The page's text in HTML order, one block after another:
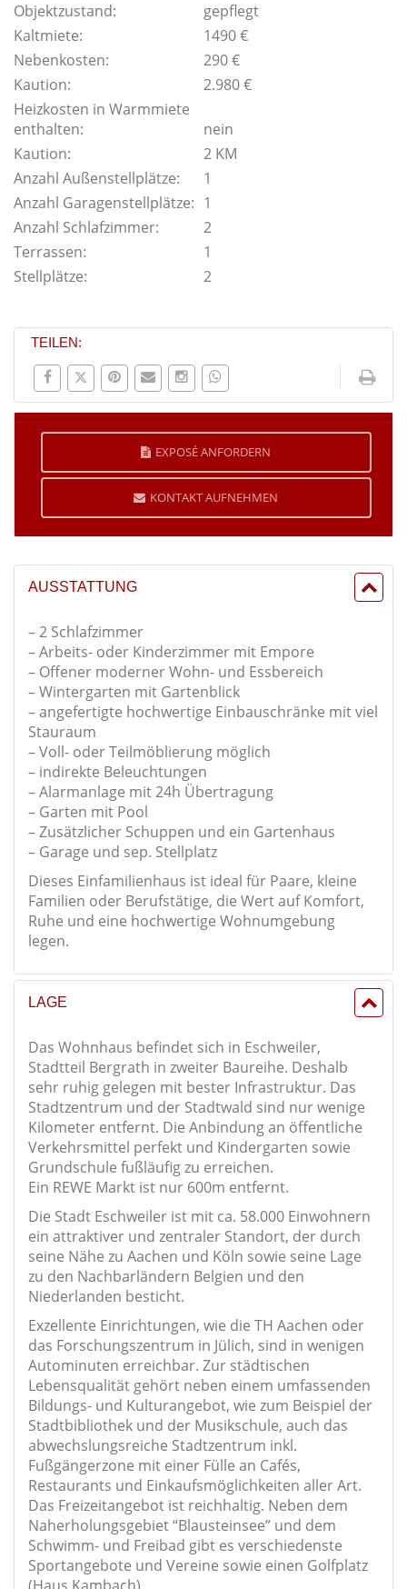
Objektzustand:
gepflegt
Kaltmiete:
1490 €
Nebenkosten:
290 €
Kaution:
2.980 €
Heizkosten in Warmmiete
enthalten:
nein
Kaution:
2 KM
Anzahl Außenstellplätze:
1
Anzahl Garagenstellplätze: 1
Anzahl Schlafzimmer:
2
Terrassen:
1
Stellplätze:
2
TEILEN:
EXPOSÉ ANFORDERN
KONTAKT AUFNEHMEN
AUSSTATTUNG
– 2 Schlafzimmer
– Arbeits- oder Kinderzimmer mit Empore
– Offener moderner Wohn- und Essbereich
– Wintergarten mit Gartenblick
– angefertigte hochwertige Einbauschränke mit viel
Stauraum
– Voll- oder Teilmöblierung möglich
– indirekte Beleuchtungen
– Alarmanlage mit 24h Übertragung
– Garten mit Pool
– Zusätzlicher Schuppen und ein Gartenhaus
– Garage und sep. Stellplatz
Dieses Einfamilienhaus ist ideal für Paare, kleine
Familien oder Berufstätige, die Wert auf Komfort,
Ruhe und eine hochwertige Wohnumgebung
legen.
LAGE
Das Wohnhaus befindet sich in Eschweiler,
Stadtteil Bergrath in zweiter Baureihe. Deshalb
sehr ruhig gelegen mit bester Infrastruktur. Das
Stadtzentrum und der Stadtwald sind nur wenige
Kilometer entfernt. Die Anbindung an öffentliche
Verkehrsmittel perfekt und Kindergarten sowie
Grundschule fußläufig zu erreichen.
Ein REWE Markt ist nur 600m entfernt.
Die Stadt Eschweiler ist mit ca. 58.000 Einwohnern
ein attraktiver und zentraler Standort, der durch
seine Nähe zu Aachen und Köln sowie seine Lage
zu den Nachbarländern Belgien und den
Niederlanden besticht.
Exzellente Einrichtungen, wie die TH Aachen oder
das Forschungszentrum in Jülich, sind in wenigen
Autominuten erreichbar. Zur städtischen
Lebensqualität gehört neben einem umfassenden
Bildungs- und Kulturangebot, wie zum Beispiel der
Stadtbibliothek und der Musikschule, auch das
abwechslungsreiche Stadtzentrum inkl.
Fußgängerzone mit einer Fülle an Cafés,
Restaurants und Einkaufsmöglichkeiten aller Art.
Das Freizeitangebot ist reichhaltig. Neben dem
Naherholungsgebiet “Blausteinsee” und dem
Schwimm- und Freibad gibt es verschiedenste
Sportangebote und Vereine sowie einen Golfplatz